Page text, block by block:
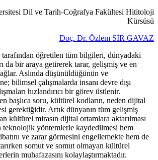
Dil ve Tarih-Coğrafya Fakültesi Hititoloji
Kürsüsü
Doç. Dr. Özlem SİR GAVAZ
öğretilen tüm bilgileri, dünyadaki
da bir araya getirerek tarar, gelişmiş ve en
Aslında düşünüldüğünün ve
bilimsel çalışmalarda insanı devre dışı
hızlandırıcı bir görev üstlenir.
başlıca soru, kültürel kodların, neden dijital
gerektiğidir. Artık dünyanın tüm gelişmiş
kültürel mirasın dijital ortamlara aktarılması
teknolojik yöntemlerle kaydedilmesi hem
ve zarar görmesini engellemekte hem de
somut ve somut olmayan kültürel
muhafazasını kolaylaştırmaktadır.